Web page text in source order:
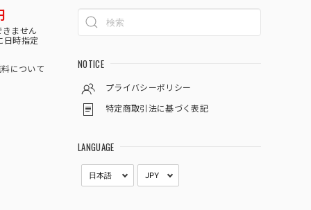
きません
日時指定
について NOTICE
プライバシーポリシー
特定商取引法に基づく表記
LANGUAGE